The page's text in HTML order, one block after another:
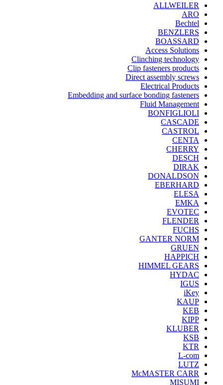
ALLWEILER
ARO
Bechtel
BENZLERS
BOASSARD
Access Solutions
Clinching technology
Clip fasteners products
Direct assembly screws
Electrical Products
Embedding and surface bonding fasteners
Fluid Management
BONFIGLIOLI
CASCADE
CASTROL
CENTA
CHERRY
DESCH
DIRAK
DONALDSON
EBERHARD
ELESA
EMKA
EVOTEC
FLENDER
FUCHS
GANTER NORM
GRUEN
HAPPICH
HIMMEL GEARS
HYDAC
IGUS
iKey
KAUP
KEB
KIPP
KLUBER
KSB
KTR
L-com
LUTZ
McMASTER CARR
MISUMI